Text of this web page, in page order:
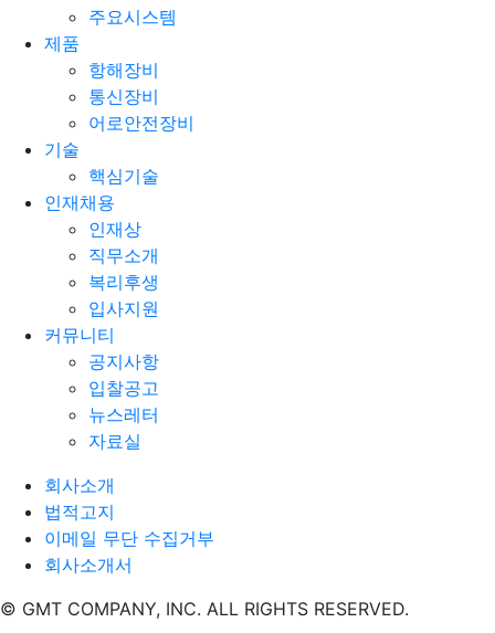
주요시스템
제품
항해장비
통신장비
어로안전장비
기술
핵심기술
인재채용
인재상
직무소개
복리후생
입사지원
커뮤니티
공지사항
입찰공고
뉴스레터
자료실
회사소개
법적고지
이메일 무단 수집거부
회사소개서
© GMT COMPANY, INC. ALL RIGHTS RESERVED.